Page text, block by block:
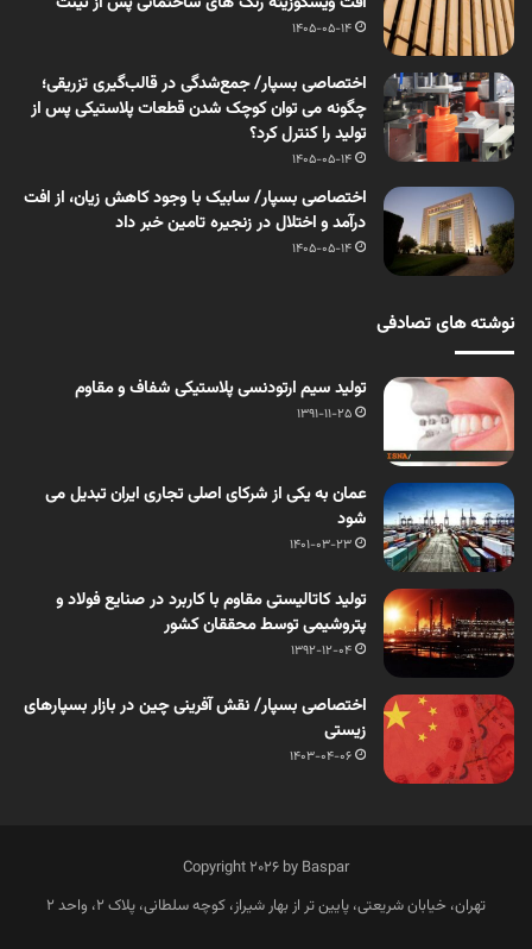
1405-05-14
اختصاصی بسپار/ جمع‌شدگی در قالب‌گیری تزریقی؛
چگونه می توان کوچک شدن قطعات پلاستیکی پس از
تولید را کنترل کرد؟
1405-05-14
اختصاصی بسپار/ سابیک با وجود کاهش زیان، از افت
درآمد و اختلال در زنجیره تامین خبر داد
1405-05-14
نوشته های تصادفی
تولید سیم ارتودنسی پلاستیکی شفاف و مقاوم
1391-11-25
عمان به یکی از شرکای اصلی تجاری ایران تبدیل می
شود
1401-03-23
تولید کاتالیستی مقاوم با کاربرد در صنایع فولاد و
پتروشیمی توسط محققان کشور
1392-12-04
اختصاصی بسپار/ نقش آفرینی چین در بازار بسپارهای
زیستی
1403-04-06
Copyright 2026 by Baspar
تهران، خیابان شریعتی، پایین تر از بهار شیراز، کوچه سلطانی، پلاک 2، واحد 2